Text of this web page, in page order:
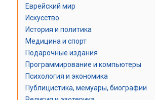
Еврейский мир
Искусство
История и политика
Медицина и спорт
Подарочные издания
Программирование и компьютеры
Психология и экономика
Публицистика, мемуары, биографии